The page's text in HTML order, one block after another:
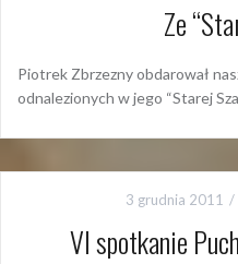
Ze
Piotrek Zbrzezny obdarował
odnalezionych w jego “Starej
3 grudnia 2011
VI spotkanie